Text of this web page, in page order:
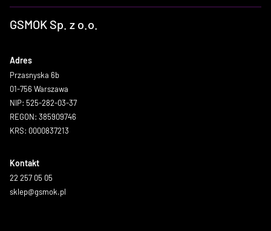
GSMOK Sp. z o.o.
Adres
Przasnyska 6b
01-756 Warszawa
NIP: 525-282-03-37
REGON: 385909746
KRS: 0000837213
Kontakt
22 257 05 05
sklep@gsmok.pl